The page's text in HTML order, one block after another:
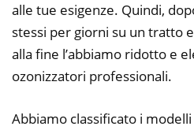
alle tue esigenze. Quindi,
stessi per giorni su un tratto
alla fine l’abbiamo ridotto e
ozonizzatori professionali.
Abbiamo classificato i